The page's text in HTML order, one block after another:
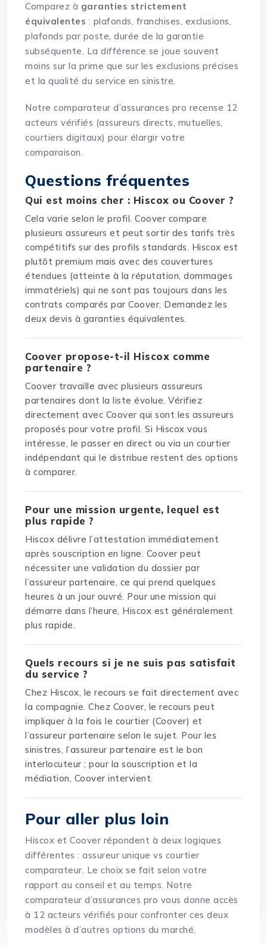
Comparez à garanties strictement
équivalentes : plafonds, franchises, exclusions,
plafonds par poste, durée de la garantie
subséquente. La différence se joue souvent
moins sur la prime que sur les exclusions précises
et la qualité du service en sinistre.
Notrecomparateur d’assurances pro recense 12
acteurs vérifiés (assureurs directs, mutuelles,
courtiers digitaux) pour élargir votre
comparaison.
Questions fréquentes
Qui est moins cher : Hiscox ou Coover ?
Cela varie selon le profil. Coover compare
plusieurs assureurs et peut sortir des tarifs très
compétitifs sur des profils standards. Hiscox est
plutôt premium mais avec des couvertures
étendues (atteinte à la réputation, dommages
immatériels) qui ne sont pas toujours dans les
contrats comparés par Coover. Demandez les
deux devis à garanties équivalentes.
Coover propose-t-il Hiscox comme
partenaire ?
Coover travaille avec plusieurs assureurs
partenaires dont la liste évolue. Vérifiez
directement avec Coover qui sont les assureurs
proposés pour votre profil. Si Hiscox vous
intéresse, le passer en direct ou via un courtier
indépendant qui le distribue restent des options
à comparer.
Pour une mission urgente, lequel est
plus rapide ?
Hiscox délivre l’attestation immédiatement
après souscription en ligne. Coover peut
nécessiter une validation du dossier par
l’assureur partenaire, ce qui prend quelques
heures à un jour ouvré. Pour une mission qui
démarre dans l’heure, Hiscox est généralement
plus rapide.
Quels recours si je ne suis pas satisfait
du service ?
Chez Hiscox, le recours se fait directement avec
la compagnie. Chez Coover, le recours peut
impliquer à la fois le courtier (Coover) et
l’assureur partenaire selon le sujet. Pour les
sinistres, l’assureur partenaire est le bon
interlocuteur ; pour la souscription et la
médiation, Coover intervient.
Pour aller plus loin
Hiscox et Coover répondent à deux logiques
différentes : assureur unique vs courtier
comparateur. Le choix se fait selon votre
rapport au conseil et au temps. Notre
comparateur d’assurances pro vous donne accès
à 12 acteurs vérifiés pour confronter ces deux
modèles à d’autres options du marché.